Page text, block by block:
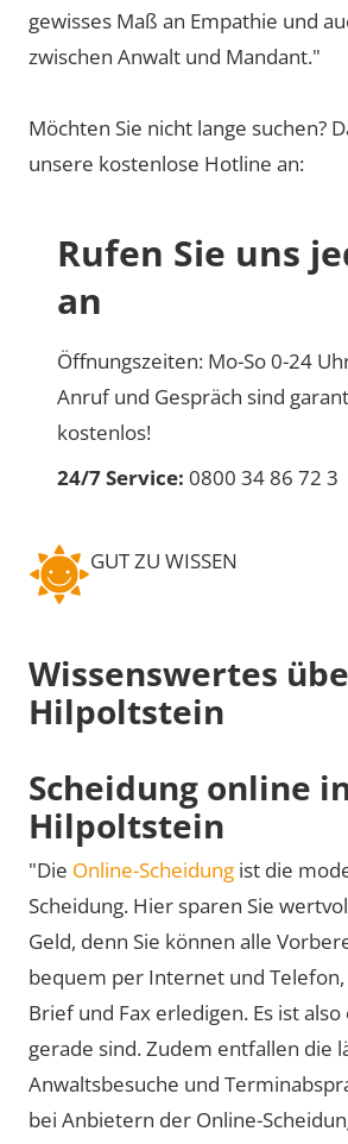
gewisses Maß an Empathie und
zwischen Anwalt und Mandant."
Möchten Sie nicht lange suchen?
unsere kostenlose Hotline an:
Rufen Sie uns
an
Öffnungszeiten: Mo-So 0-24
Anruf und Gespräch sind
kostenlos!
24/7 Service: 0800 34 86 72 3
GUT ZU WISSEN
Wissenswertes
Hilpoltstein
Scheidung online
Hilpoltstein
"Die Online-Scheidung ist die
Scheidung. Hier sparen Sie
Geld, denn Sie können alle
bequem per Internet und
Brief und Fax erledigen. Es ist also
gerade sind. Zudem entfallen die
Anwaltsbesuche und
bei Anbietern der Online-